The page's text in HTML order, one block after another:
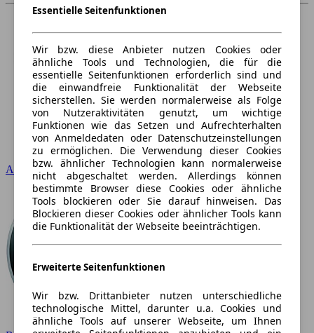
Audi
Essentielle Seitenfunktionen
Wir bzw. diese Anbieter nutzen Cookies oder
ähnliche Tools und Technologien, die für die
essentielle Seitenfunktionen erforderlich sind und
die einwandfreie Funktionalität der Webseite
sicherstellen. Sie werden normalerweise als Folge
von Nutzeraktivitäten genutzt, um wichtige
Funktionen wie das Setzen und Aufrechterhalten
von Anmeldedaten oder Datenschutzeinstellungen
zu ermöglichen. Die Verwendung dieser Cookies
bzw. ähnlicher Technologien kann normalerweise
nicht abgeschaltet werden. Allerdings können
bestimmte Browser diese Cookies oder ähnliche
Tools blockieren oder Sie darauf hinweisen. Das
Blockieren dieser Cookies oder ähnlicher Tools kann
die Funktionalität der Webseite beeinträchtigen.
Erweiterte Seitenfunktionen
Wir bzw. Drittanbieter nutzen unterschiedliche
technologische Mittel, darunter u.a. Cookies und
ähnliche Tools auf unserer Webseite, um Ihnen